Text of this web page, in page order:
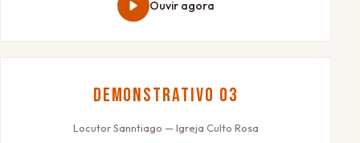
Ouvir agora
Demonstrativo 03
Locutor Sanntiago — Igreja Culto Rosa